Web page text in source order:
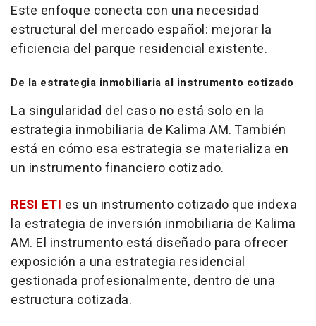
Este enfoque conecta con una necesidad
estructural del mercado español: mejorar la
eficiencia del parque residencial existente.
De la estrategia inmobiliaria al instrumento cotizado
La singularidad del caso no está solo en la
estrategia inmobiliaria de Kalima AM. También
está en cómo esa estrategia se materializa en
un instrumento financiero cotizado.
RESI ETI es un instrumento cotizado que indexa
la estrategia de inversión inmobiliaria de Kalima
AM. El instrumento está diseñado para ofrecer
exposición a una estrategia residencial
gestionada profesionalmente, dentro de una
estructura cotizada.